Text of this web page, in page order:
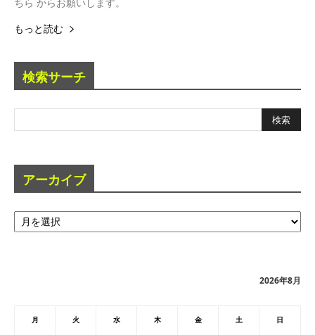
もっと読む
検索サーチ
アーカイブ
ア
ー
2026年8月
月 火 水 木 金 土 日